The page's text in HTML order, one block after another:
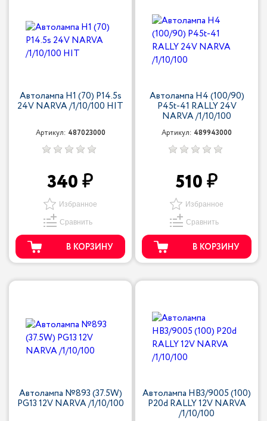
Автолампа H1 (70) P14.5s
24V NARVA /1/10/100 HIT
Артикул: 487023000
340
Избранное
Сравнить
В КОРЗИНУ
Автолампа H4 (100/90)
P45t-41 RALLY 24V
NARVA /1/10/100
Артикул: 489943000
510
Избранное
Сравнить
В КОРЗИНУ
Автолампа №893 (37.5W)
PG13 12V NARVA /1/10/100
Автолампа HB3/9005 (100)
P20d RALLY 12V NARVA
/1/10/100